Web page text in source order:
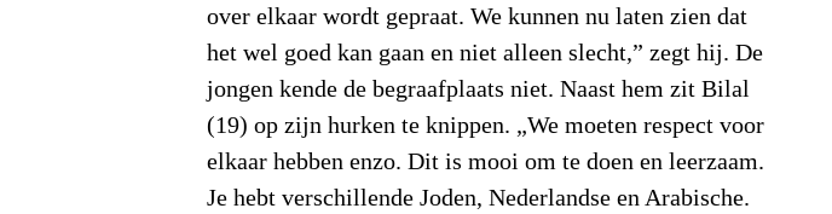
over elkaar wordt gepraat. We kunnen nu laten zien dat
het wel goed kan gaan en niet alleen slecht,” zegt hij. De
jongen kende de begraafplaats niet. Naast hem zit Bilal
(19) op zijn hurken te knippen. „We moeten respect voor
elkaar hebben enzo. Dit is mooi om te doen en leerzaam.
Je hebt verschillende Joden, Nederlandse en Arabische.